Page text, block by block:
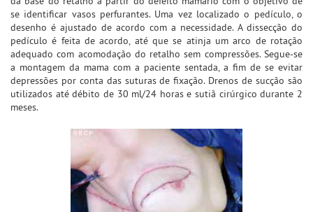
se identificar vasos perfurantes. Uma vez localizado o pedículo, o
desenho é ajustado de acordo com a necessidade. A dissecção do
pedículo é feita de acordo, até que se atinja um arco de rotação
adequado com acomodação do retalho sem compressões. Segue-se
a montagem da mama com a paciente sentada, a fim de se evitar
depressões por conta das suturas de fixação. Drenos de sucção são
utilizados até débito de 30 ml/24 horas e sutiã cirúrgico durante 2
meses.